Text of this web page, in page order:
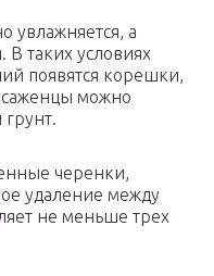
увлажняется, а
В таких условиях
появятся корешки,
можно
черенки,
удаление между
не меньше трех